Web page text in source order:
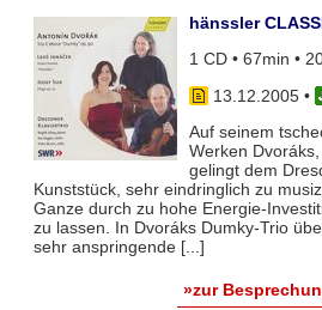
hänssler
1 CD • 67min •
13.12.2005•
Auf seinem
Werken
gelingt dem
Kunststück, sehr eindringlich zu
Ganze durch zu hohe Energie-
zu lassen. In Dvoráks Dumky-Trio
sehr anspringende [...]
»zur